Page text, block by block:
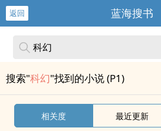
返回 蓝海搜书
搜索"科幻"找到的小说 (P1)
相关度 最近更新